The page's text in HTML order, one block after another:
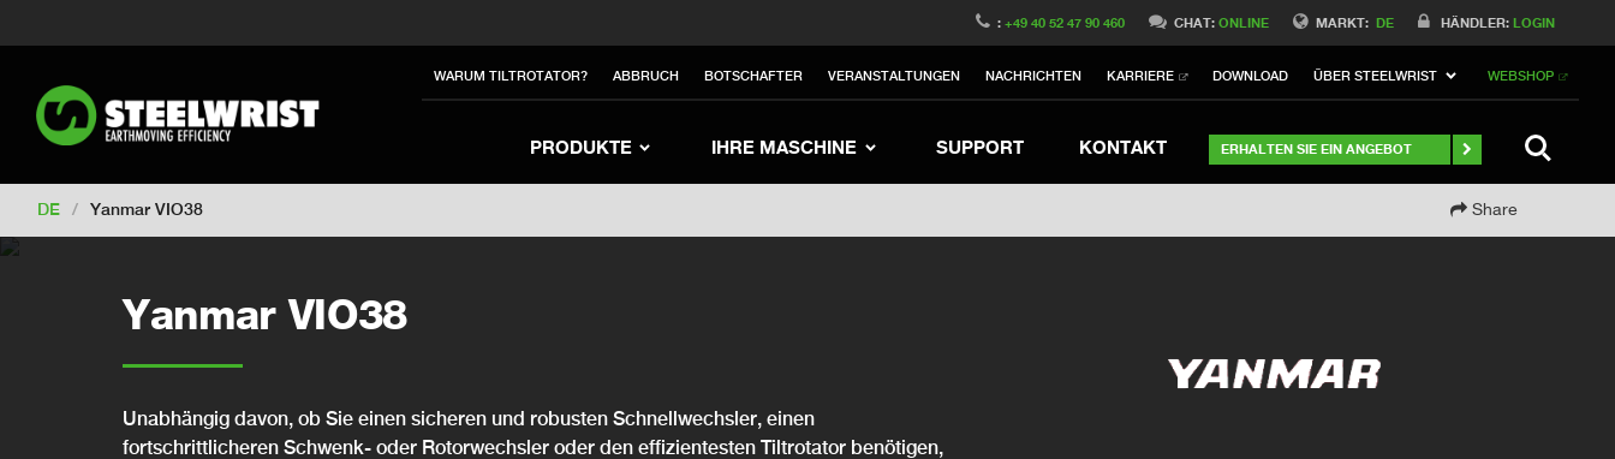
MARKT: DE HÄNDLER: LOGIN
:+49 40 52 47 90 460 CHAT:ONLINE
WARUM TILTROTATOR? ABBRUCH BOTSCHAFTER VERANSTALTUNGEN NACHRICHTEN KARRIERE DOWNLOAD ÜBER STEELWRIST WEBSHOP
PRODUKTE IHRE MASCHINE SUPPORT KONTAKT ERHALTEN SIE EIN ANGEBOT
Switch to Belgium Switch to Belgique
Switch to International Switch to United Kingdom Switch to Sweden Switch to Poland Switch to Norway
Switch to Netherlands Switch to Korea Switch to Japan Switch to Italy
Switch to France
DE / Yanmar VIO38 Share
Yanmar VIO38
Unabhängig davon, ob Sie einen sicheren und robusten Schnellwechsler, einen
fortschrittlicheren Schwenk- oder Rotorwechsler oder den effizientesten Tiltrotator benötigen,